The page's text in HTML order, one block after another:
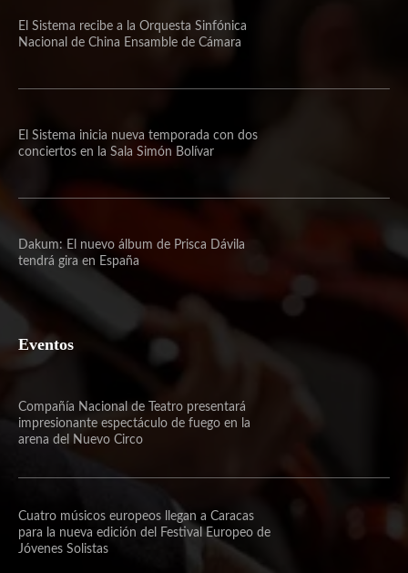
El Sistema recibe a la Orquesta Sinfónica
Nacional de China Ensamble de Cámara
El Sistema inicia nueva temporada con dos
conciertos en la Sala Simón Bolívar
Dakum: El nuevo álbum de Prisca Dávila
tendrá gira en España
Eventos
Compañía Nacional de Teatro presentará
impresionante espectáculo de fuego en la
arena del Nuevo Circo
Cuatro músicos europeos llegan a Caracas
para la nueva edición del Festival Europeo de
Jóvenes Solistas